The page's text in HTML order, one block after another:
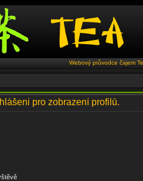
Webový průvodce čajem
pro zobrazení profilů.